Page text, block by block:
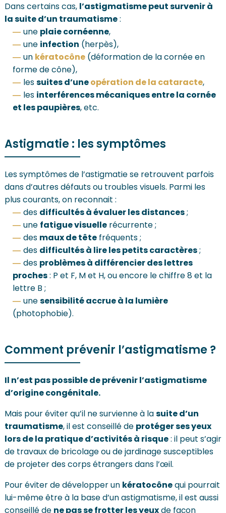
Dans certains cas, l’astigmatisme peut survenir à
la suite d’un traumatisme:
une plaie cornéenne,
une infection (herpès),
un kératocône(déformation de la cornée en
forme de cône),
lessuites d’uneopération de la cataracte,
les interférences mécaniques entre la cornée
et les paupières, etc.
Astigmatie : les symptômes
Les symptômes de l’astigmatie se retrouvent parfois
dans d’autres défauts ou troubles visuels. Parmi les
plus courants, on reconnait :
des difficultés à évaluer les distances;
une fatigue visuellerécurrente ;
des maux de têtefréquents ;
des difficultés à lire les petits caractères;
des problèmes à différencier des lettres
proches: P et F, M et H, ou encore le chiffre 8 et la
lettre B ;
unesensibilité accrue à la lumière
(photophobie).
Comment prévenir l’astigmatisme ?
Il n’est pas possible de prévenir l’astigmatisme
d’origine congénitale.
Mais pour éviter qu’il ne survienne à lasuite d’un
traumatisme, il est conseillé de protéger ses yeux
lors de la pratique d’activités à risque: il peut s’agir
de travaux de bricolage ou de jardinage susceptibles
de projeter des corps étrangers dans l’œil.
Pour éviter de développer un kératocônequi pourrait
lui-même être à la base d’un astigmatisme, il est aussi
conseillé de ne pas se frotter les yeuxde façon